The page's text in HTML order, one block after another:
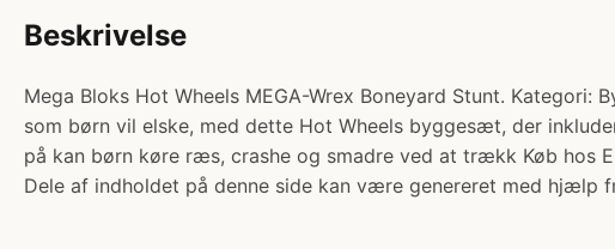
Beskrivelse
Mega Bloks Hot Wheels MEGA-Wrex Boneyard Stunt.
som børn vil elske, med dette Hot Wheels byggesæt, der
på kan børn køre ræs, crashe og smadre ved at trækk Køb hos
Dele af indholdet på denne side kan være genereret med hjælp